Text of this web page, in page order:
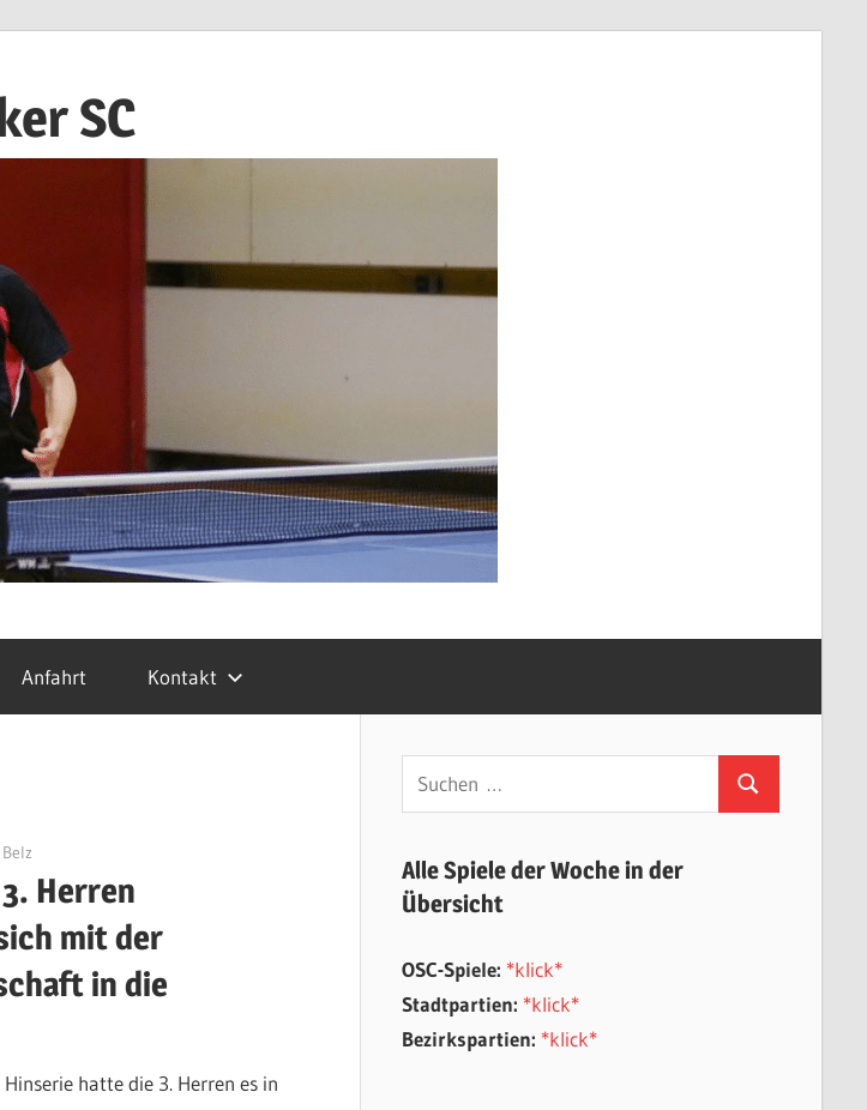
SC
Anfahrt Kontakt
Herren
mit der
in die
hatte die 3. Herren es in
Suchen
nach:
Suchen
Alle Spiele der Woche in der
Übersicht
OSC-Spiele: *klick*
Stadtpartien: *klick*
Bezirkspartien: *klick*